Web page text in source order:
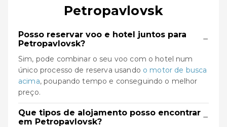
Petropavlovsk
Posso reservar voo e hotel juntos para
Petropavlovsk?
−
Sim, pode combinar o seu voo com o hotel num
único processo de reserva usando o motor de busca
acima, poupando tempo e conseguindo o melhor
preço.
Que tipos de alojamento posso encontrar
em Petropavlovsk?
−